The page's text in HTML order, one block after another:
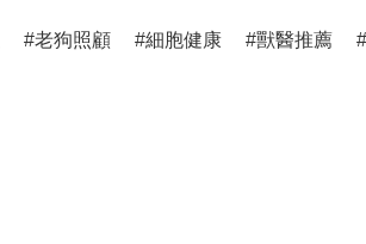
老狗照顧 細胞健康 獸醫推薦